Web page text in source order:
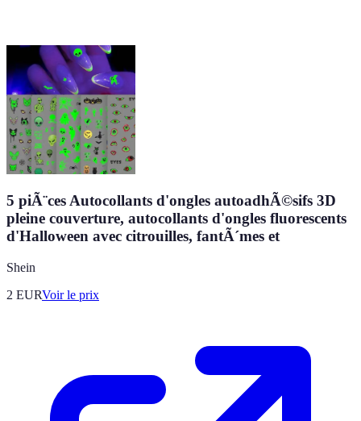
5 piÃ¨ces Autocollants d'ongles autoadhÃ©sifs 3D
pleine couverture, autocollants d'ongles fluorescents
d'Halloween avec citrouilles, fantÃ´mes et
Shein
2 EURVoir le prix